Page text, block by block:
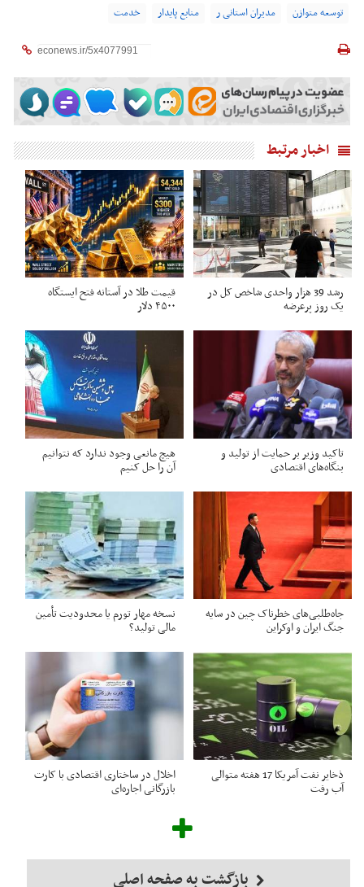
توسعه متوازن
مدیران استانی ر منابع پایدار خدمت
اخبار مرتبط
رشد 39 هزار واحدی شاخص کل در
یک روز پرعرضه
قیمت طلا در آستانه فتح ایستگاه
۴۵۰۰ دلار
تاکید وزیر بر حمایت از تولید و
بنگاه‌های اقتصادی
هیچ مانعی وجود ندارد که نتوانیم
آن را حل کنیم
جاه‌طلبی‌های خطرناک چین در سایه
جنگ‌ ایران و اوکراین
نسخه مهار تورم یا محدودیت تأمین
مالی تولید؟
ذخایر نفت آمریکا 17 هفته متوالی
آب رفت
اخلال در ساختاری اقتصادی با کارت‌
بازرگانی اجاره‌ای
بازگشت به صفحه اصلی